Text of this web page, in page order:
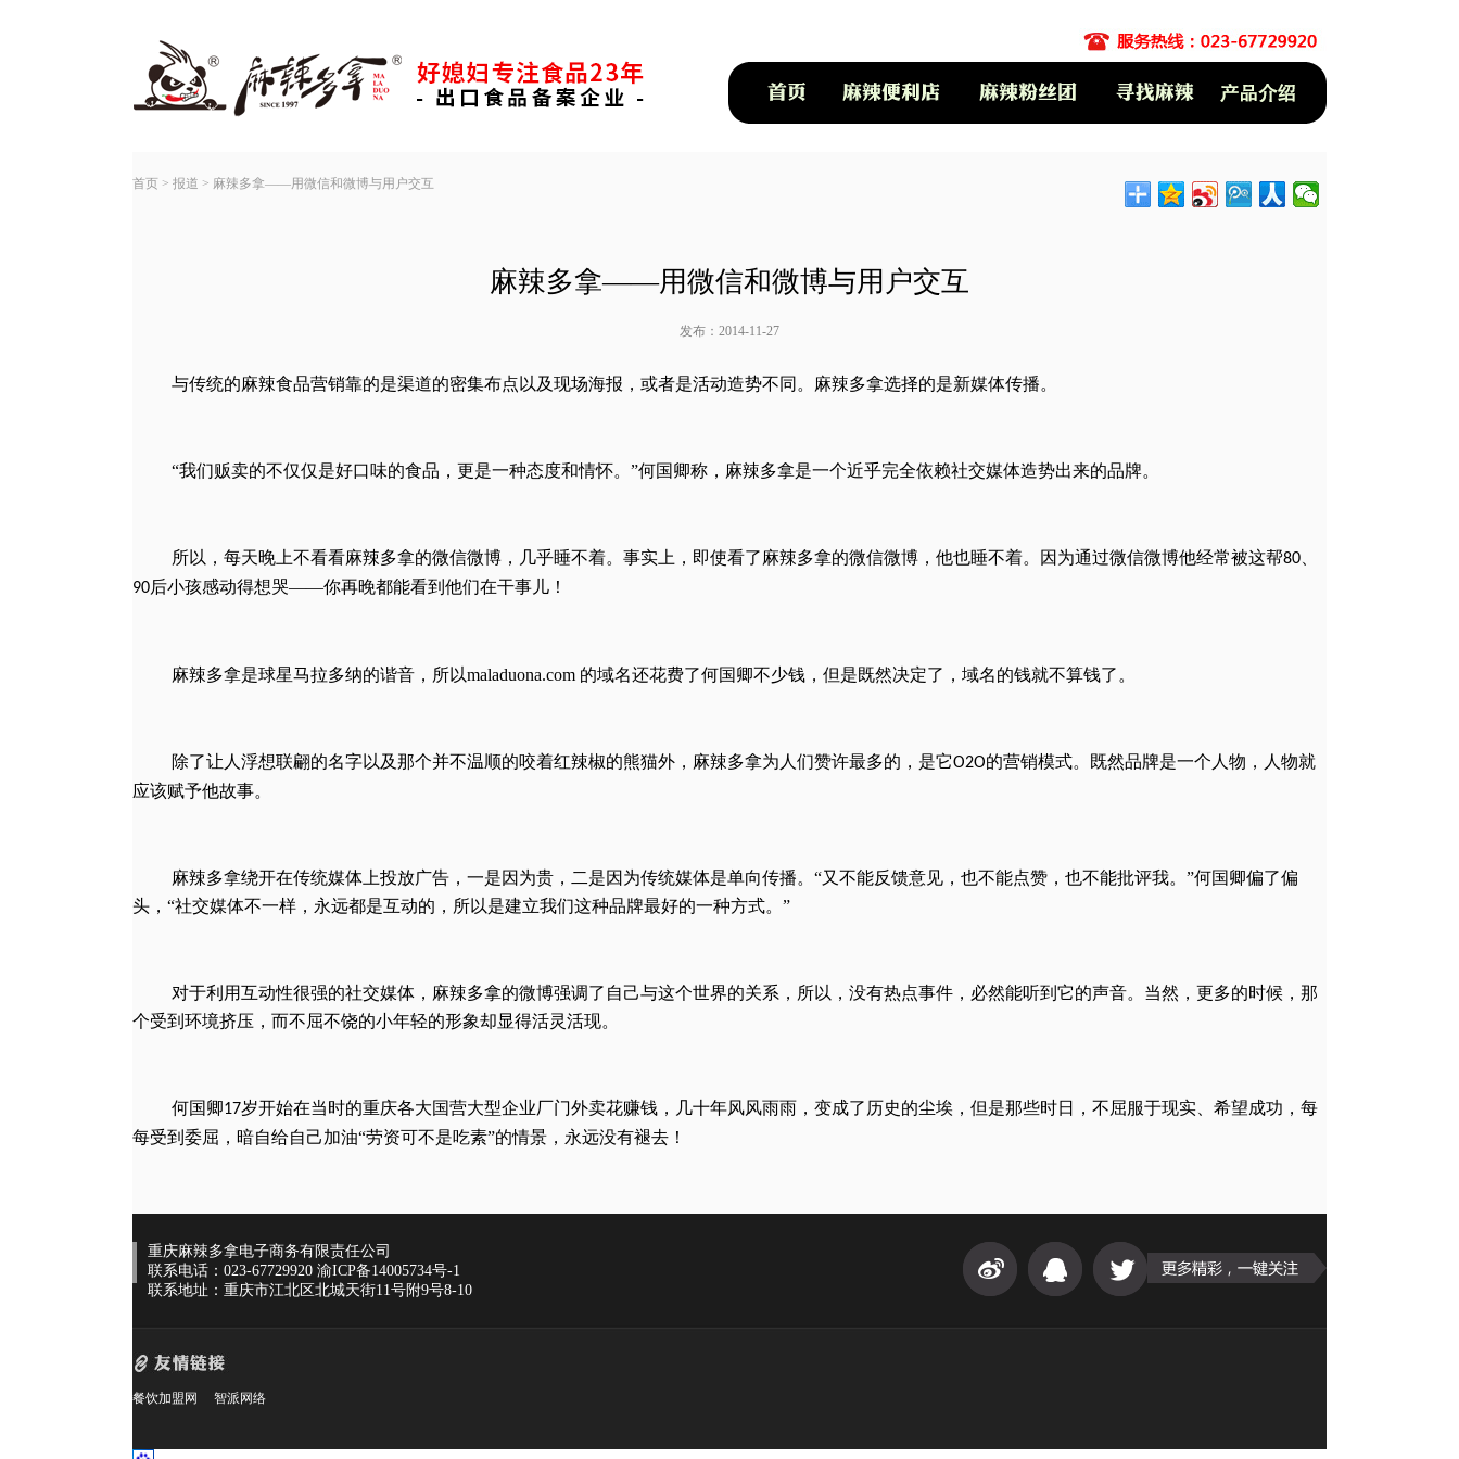
首页 > 报道 > 麻辣多拿——用微信和微博与用户交互
麻辣多拿——用微信和微博与用户交互
发布：2014-11-27
与传统的麻辣食品营销靠的是渠道的密集布点以及现场海报，或者是活动造势不同。麻辣多拿选择的是新媒体传播。
“我们贩卖的不仅仅是好口味的食品，更是一种态度和情怀。”何国卿称，麻辣多拿是一个近乎完全依赖社交媒体造势出来的品牌。
所以，每天晚上不看看麻辣多拿的微信微博，几乎睡不着。事实上，即使看了麻辣多拿的微信微博，他也睡不着。因为通过微信微博他经常被这帮80
90后小孩感动得想哭——你再晚都能看到他们在干事儿！
麻辣多拿是球星马拉多纳的谐音，所以maladuona.com 的域名还花费了何国卿不少钱，但是既然决定了，域名的钱就不算钱了。
除了让人浮想联翩的名字以及那个并不温顺的咬着红辣椒的熊猫外，麻辣多拿为人们赞许最多的，是它O2O的营销模式。既然品牌是一个人物，人物就
应该赋予他故事。
麻辣多拿绕开在传统媒体上投放广告，一是因为贵，二是因为传统媒体是单向传播。“又不能反馈意见，也不能点赞，也不能批评我。”何国卿偏了偏
头，“社交媒体不一样，永远都是互动的，所以是建立我们这种品牌最好的一种方式。”
对于利用互动性很强的社交媒体，麻辣多拿的微博强调了自己与这个世界的关系，所以，没有热点事件，必然能听到它的声音。当然，更多的时候，那
个受到环境挤压，而不屈不饶的小年轻的形象却显得活灵活现。
何国卿17岁开始在当时的重庆各大国营大型企业厂门外卖花赚钱，几十年风风雨雨，变成了历史的尘埃，但是那些时日，不屈服于现实、希望成功，每
每受到委屈，暗自给自己加油“劳资可不是吃素”的情景，永远没有褪去！
重庆麻辣多拿电子商务有限责任公司
联系电话：023-67729920 渝ICP备14005734号-1
联系地址：重庆市江北区北城天街11号附9号8-10
餐饮加盟网 智派网络